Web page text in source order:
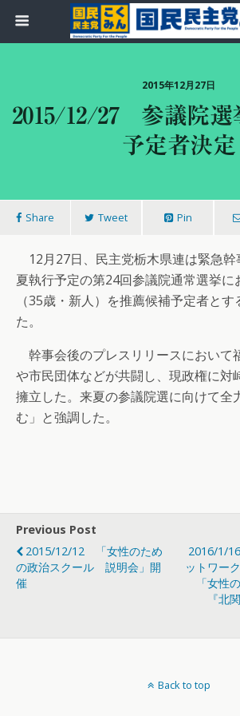
2015年12月27日
2015/12/27 参議院選
予定者決定
Share Tweet Pin
12月27日、民主党栃木県連は緊急幹
夏執行予定の第24回参議院通常選挙に
（35歳・新人）を推薦候補予定者と
た。
幹事会後のプレスリリースにおいて
や市民団体などが共闘し、現政権に対
擁立した。来夏の参議院選に向けて全
む」と強調した。
Previous Post
2015/12/12 「女性のため
の政治スクール 説明会」開
催
2016/1/
ットワー
「女性
『北
Back to top